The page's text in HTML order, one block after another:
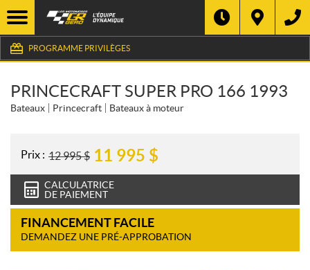
PROGRAMME PRIVILÈGES
PRINCECRAFT SUPER PRO 166 1993
Bateaux Princecraft Bateaux à moteur
Prix : 12 995$ 11 995 $
CALCULATRICE
DE PAIEMENT
FINANCEMENT FACILE
DEMANDEZ UNE PRÉ-APPROBATION